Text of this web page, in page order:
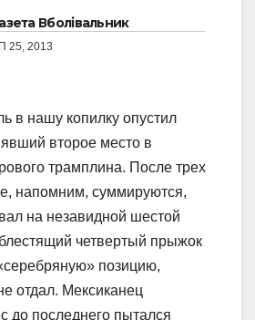
Вболівальник
25, 2013
в нашу копилку опустил
второе место в
трамплина. После трех
напомним, суммируются,
на незавидной шестой
четвертый прыжок
позицию,
отдал. Мексиканец
до последнего пытался